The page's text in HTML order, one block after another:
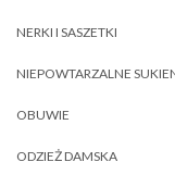
NERKI I SASZETKI
NIEPOWTARZALNE
OBUWIE
ODZIEŻ DAMSKA